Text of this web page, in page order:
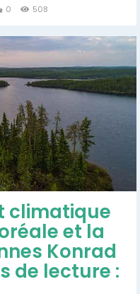
0 508
climatique
et la
Konrad
de lecture :